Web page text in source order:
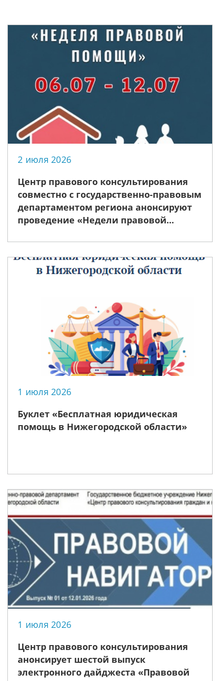
2 июля 2026
Центр правового консультирования
совместно с государственно-правовым
департаментом региона анонсируют
проведение «Недели правовой
семьи, любви и верности
1 июля 2026
Буклет «Бесплатная юридическая
помощь в Нижегородской области»
1 июля 2026
Центр правового консультирования
анонсирует шестой выпуск
электронного дайджеста «Правовой